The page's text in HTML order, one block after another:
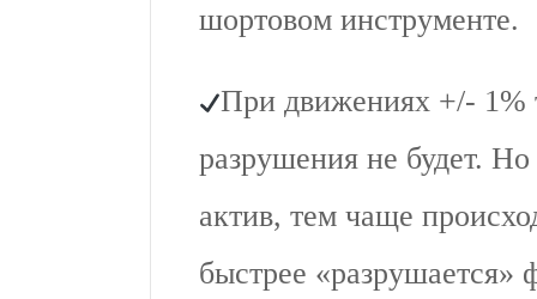
шортовом инструменте.
При движениях +/- 1%
разрушения не будет.
актив, тем чаще
быстрее «разрушается»